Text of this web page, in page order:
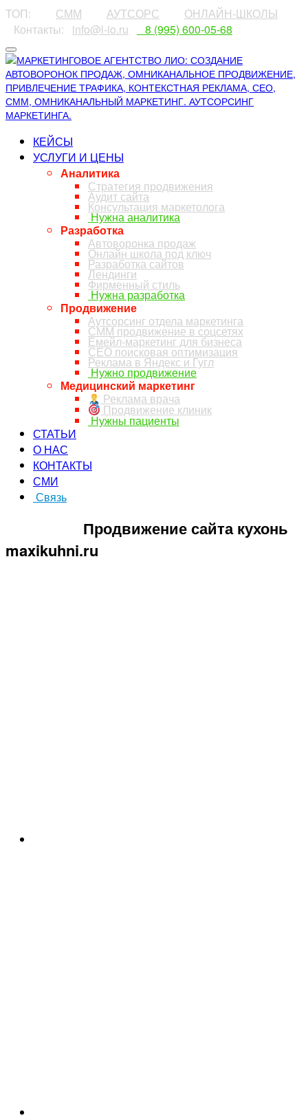
ТОП: СММ АУТСОРС
ОНЛАЙН-ШКОЛЫ
⠀Контакты:⠀ info@l-io.ru ⠀8 (995) 600-05-68
КЕЙСЫ
УСЛУГИ И ЦЕНЫ
Аналитика
Стратегия продвижения
Аудит сайта
Консультация маркетолога
Нужна аналитика
Разработка
Автоворонка продаж
Онлайн школа под ключ
Разработка сайтов
Лендинги
Фирменный стиль
Нужна разработка
Продвижение
Аутсорсинг отдела маркетинга
СММ продвижение в соцсетях
Емейл-маркетинг для бизнеса
СЕО поисковая оптимизация
Реклама в Яндекс и Гугл
Нужно продвижение
Медицинский маркетинг
Реклама врача
Продвижение клиник
Нужны пациенты
СТАТЬИ
О НАС
КОНТАКТЫ
СМИ
Связь
Продвижение сайта кухонь
maxikuhni.ru